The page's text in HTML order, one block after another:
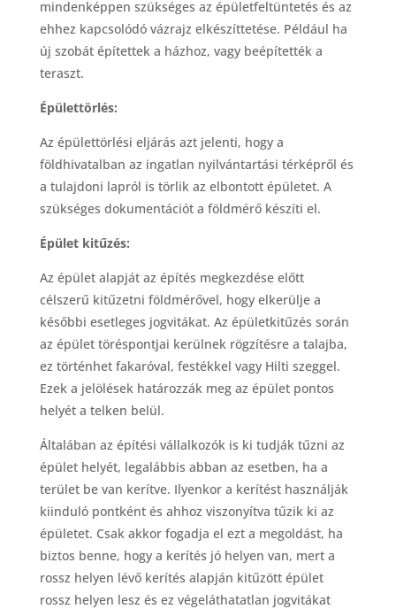
mindenképpen szükséges az épületfeltüntetés és az
ehhez kapcsolódó vázrajz elkészíttetése. Például ha
új szobát építettek a házhoz, vagy beépítették a
teraszt.
Épülettörlés:
Az épülettörlési eljárás azt jelenti, hogy a
földhivatalban az ingatlan nyilvántartási térképről és
a tulajdoni lapról is törlik az elbontott épületet. A
szükséges dokumentációt a földmérő készíti el.
Épület kitűzés:
Az épület alapját az építés megkezdése előtt
célszerű kitűzetni földmérővel, hogy elkerülje a
későbbi esetleges jogvitákat. Az épületkitűzés során
az épület töréspontjai kerülnek rögzítésre a talajba,
ez történhet fakaróval, festékkel vagy Hilti szeggel.
Ezek a jelölések határozzák meg az épület pontos
helyét a telken belül.
Általában az építési vállalkozók is ki tudják tűzni az
épület helyét, legalábbis abban az esetben, ha a
terület be van kerítve. Ilyenkor a kerítést használják
kiinduló pontként és ahhoz viszonyítva tűzik ki az
épületet. Csak akkor fogadja el ezt a megoldást, ha
biztos benne, hogy a kerítés jó helyen van, mert a
rossz helyen lévő kerítés alapján kitűzött épület
rossz helyen lesz és ez végeláthatatlan jogvitákat